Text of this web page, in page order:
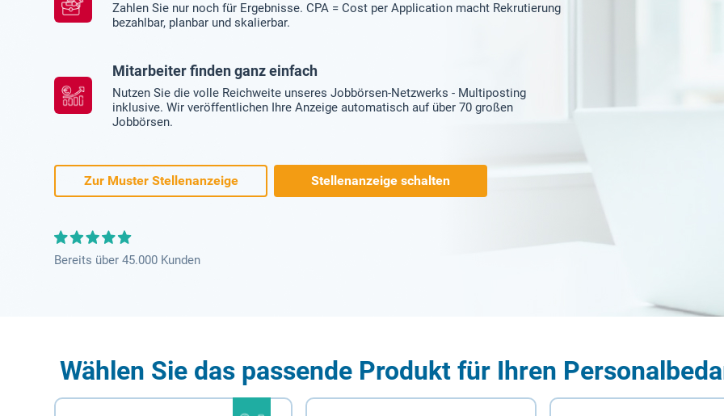
Zahlen Sie nur noch für Ergebnisse. CPA = Cost per Application macht Rekrutierung
bezahlbar, planbar und skalierbar.
Mitarbeiter finden ganz einfach
Nutzen Sie die volle Reichweite unseres Jobbörsen-Netzwerks - Multiposting
inklusive. Wir veröffentlichen Ihre Anzeige automatisch auf über 70 großen
Jobbörsen.
Zur Muster Stellenanzeige Stellenanzeige schalten
Bereits über 45.000 Kunden
Wählen Sie das passende Produkt für Ihren